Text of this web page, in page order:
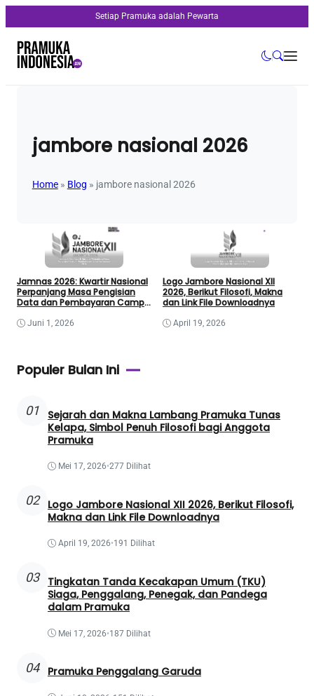
Setiap Pramuka adalah Pewarta
jambore nasional 2026
Home» Blog » jambore nasional 2026
Jamnas 2026: Kwartir Nasional
Perpanjang Masa Pengisian
Data dan Pembayaran Camp
Juni 1, 2026
Logo Jambore Nasional XII
2026, Berikut Filosofi, Makna
dan Link File Downloadnya
April 19, 2026
Populer Bulan Ini
01
Sejarah dan Makna Lambang Pramuka Tunas
Kelapa, Simbol Penuh Filosofi bagi Anggota
Pramuka
Mei 17, 2026•277 Dilihat
02
Logo Jambore Nasional XII 2026, Berikut Filosofi,
Makna dan Link File Downloadnya
April 19, 2026•191 Dilihat
03
Tingkatan Tanda Kecakapan Umum (TKU)
Siaga, Penggalang, Penegak, dan Pandega
dalam Pramuka
Mei 17, 2026•187 Dilihat
04 Pramuka Penggalang Garuda